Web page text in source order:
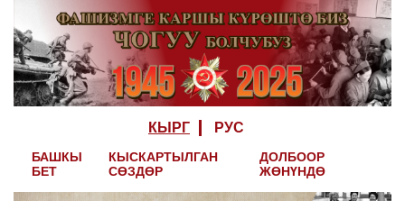
КЫРГ РУС
БАШКЫ
БЕТ
КЫСКАРТЫЛГАН
СӨЗДӨР
ДОЛБООР
ЖӨНҮНДӨ